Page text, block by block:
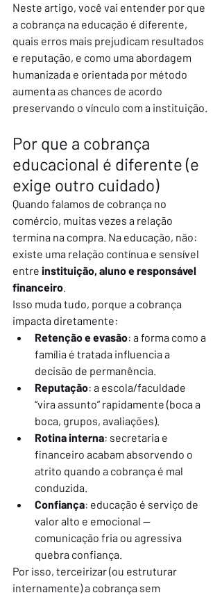
Neste artigo, você vai entender por que
a cobrança na educação é diferente,
quais erros mais prejudicam resultados
e reputação, e como uma abordagem
humanizada e orientada por método
aumenta as chances de acordo
preservando o vínculo com a instituição.
Por que a cobrança
educacional é diferente (e
exige outro cuidado)
Quando falamos de cobrança no
comércio, muitas vezes a relação
termina na compra. Na educação, não:
existe uma relação contínua e sensível
entre instituição, aluno e responsável
financeiro.
Isso muda tudo, porque a cobrança
impacta diretamente:
Retenção e evasão: a forma como a
família é tratada influencia a
decisão de permanência.
Reputação: a escola/faculdade
“vira assunto” rapidamente (boca a
boca, grupos, avaliações).
Rotina interna: secretaria e
financeiro acabam absorvendo o
atrito quando a cobrança é mal
conduzida.
Confiança: educação é serviço de
valor alto e emocional —
comunicação fria ou agressiva
quebra confiança.
Por isso, terceirizar (ou estruturar
internamente) a cobrança sem